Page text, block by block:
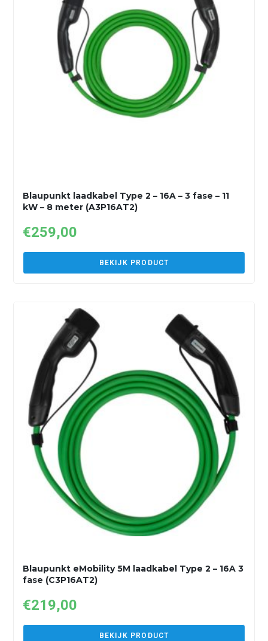
Blaupunkt laadkabel Type 2 – 16A – 3 fase – 11
kW – 8 meter (A3P16AT2)
€259,00
BEKIJK PRODUCT
Blaupunkt eMobility 5M laadkabel Type 2 – 16A 3
fase (C3P16AT2)
€219,00
BEKIJK PRODUCT